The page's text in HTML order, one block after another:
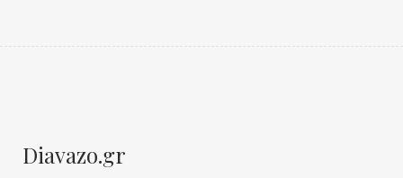
Diavazo.gr